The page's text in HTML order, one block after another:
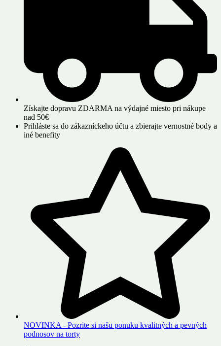
Získajte dopravu ZDARMA na výdajné miesto pri nákupe
nad 50€
Prihláste sa do zákazníckeho účtu a zbierajte vernostné body a
iné benefity
NOVINKA - Pozrite si našu ponuku kvalitných a pevných
podnosov na torty